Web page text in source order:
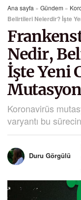
Ana sayfa » Gündem »
Belirtileri Nelerdir? İşte
Nedir,
İşte Yeni
Koronavirüs
varyantı bu
Duru Görgülü